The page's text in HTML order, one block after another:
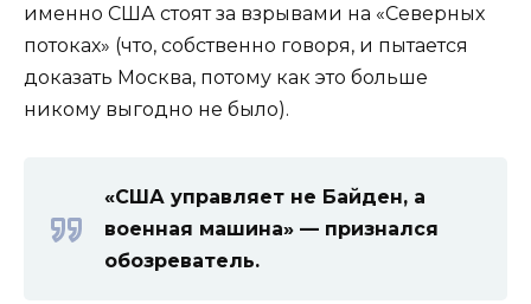
именно США стоят за взрывами на «Северных
потоках» (что, собственно говоря, и пытается
доказать Москва, потому как это больше
никому выгодно не было).
«США управляет не Байден, а
военная машина» — признался
обозреватель.